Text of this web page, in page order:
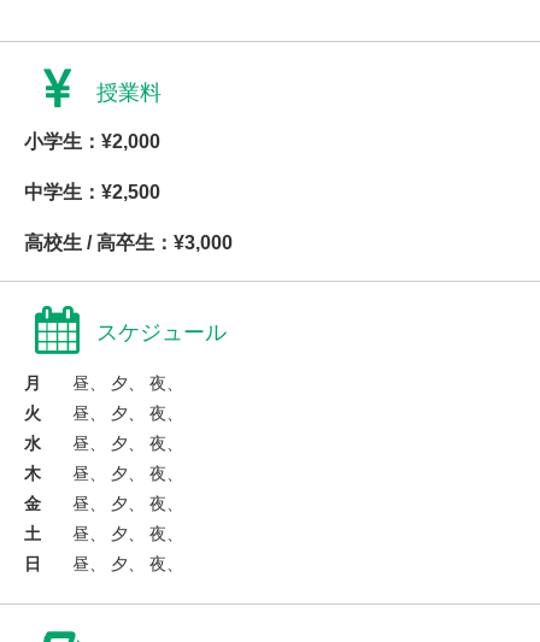
授業料
小学生：¥2,000
中学生：¥2,500
高校生 / 高卒生：¥3,000
スケジュール
月
昼、 夕、 夜、
火
昼、 夕、 夜、
水
昼、 夕、 夜、
木
昼、 夕、 夜、
金
昼、 夕、 夜、
土
昼、 夕、 夜、
日
昼、 夕、 夜、